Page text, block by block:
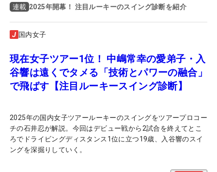
連載 2025年開幕！ 注目ルーキーのスイング診断を紹介
国内女子
現在女子ツアー1位！ 中嶋常幸の愛弟子・入
谷響は遠くでタメる「技術とパワーの融合」
で飛ばす【注目ルーキースイング診断】
2025年の国内女子ツアールーキーのスイングをツアープロコー
チの石井忍が解説。今回はデビュー戦から2試合を終えてとこ
ろでドライビングディスタンス1位に立つ19歳、入谷響のスイ
ングを深掘りしていく。